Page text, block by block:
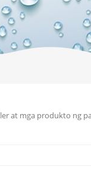
at mga produkto ng